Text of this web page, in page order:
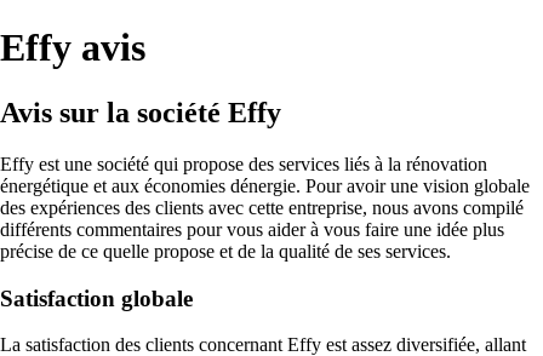
Effy avis
Avis sur la société Effy
Effy est une société qui propose des services liés à la rénovation
énergétique et aux économies dénergie. Pour avoir une vision globale
des expériences des clients avec cette entreprise, nous avons compilé
différents commentaires pour vous aider à vous faire une idée plus
précise de ce quelle propose et de la qualité de ses services.
Satisfaction globale
La satisfaction des clients concernant Effy est assez diversifiée, allant